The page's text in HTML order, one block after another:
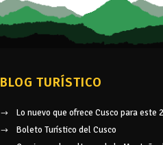
BLOG TURÍSTICO
Lo nuevo que ofrece Cusco para este
Boleto Turístico del Cusco